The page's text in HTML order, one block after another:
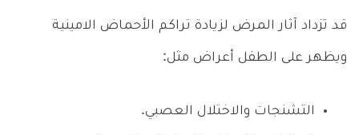
قد تزداد آثار المرض لزيادة تراكم الأحماض الامينية
ويظهر على الطفل أعراض مثل:
التشنجات والاختلال العصبي.